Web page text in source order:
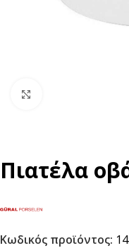
Πιατέλα
Κωδικός προϊόντος: